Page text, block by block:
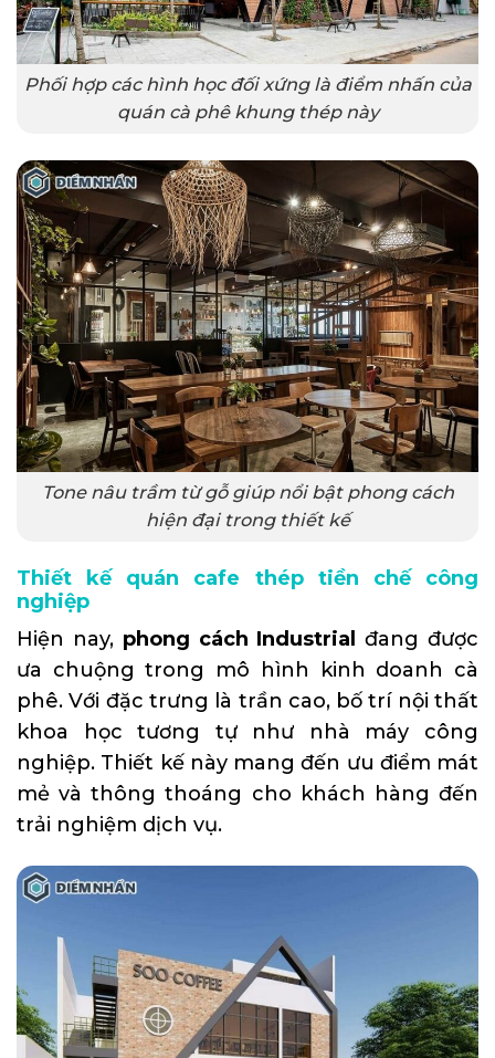
Phối hợp các hình học đối xứng là điểm nhấn của
quán cà phê khung thép này
Tone nâu trầm từ gỗ giúp nổi bật phong cách
hiện đại trong thiết kế
Thiết kế quán cafe thép tiền chế công
nghiệp
Hiện nay, phong cách Industrial
đang được
ưa chuộng trong mô hình kinh doanh cà
phê. Với đặc trưng là trần cao, bố trí nội thất
khoa học tương tự như nhà máy công
nghiệp. Thiết kế này mang đến ưu điểm mát
mẻ và thông thoáng cho khách hàng đến
trải nghiệm dịch vụ.